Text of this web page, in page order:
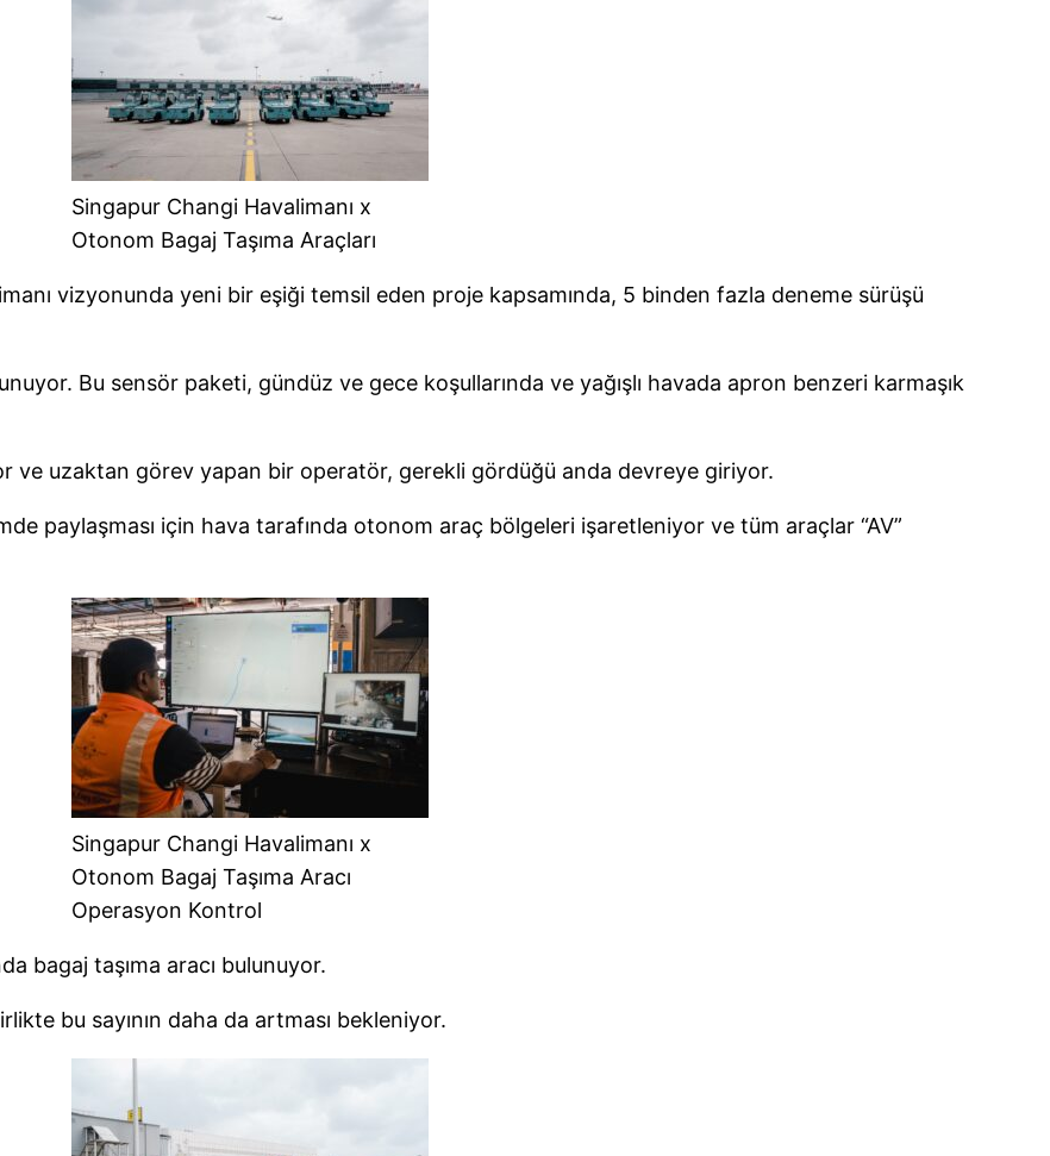
Singapur Changi Havalimanı x
Otonom Bagaj Taşıma Araçları
vizyonunda yeni bir eşiği temsil eden proje kapsamında, 5 binden fazla deneme sürüşü
Bu sensör paketi, gündüz ve gece koşullarında ve yağışlı havada apron benzeri karmaşık
ve uzaktan görev yapan bir operatör, gerekli gördüğü anda devreye giriyor.
paylaşması için hava tarafında otonom araç bölgeleri işaretleniyor ve tüm araçlar “AV”
Singapur Changi Havalimanı x
Otonom Bagaj Taşıma Aracı
Operasyon Kontrol
bagaj taşıma aracı bulunuyor.
bu sayının daha da artması bekleniyor.